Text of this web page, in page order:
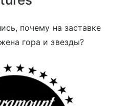
почему на заставке
гора и звезды?